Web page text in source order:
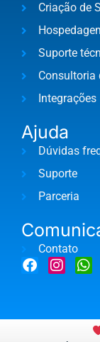
Criação de
Suporte
Consultoria
Integrações
Ajuda
Dúvidas
Suporte
Parceria
Contato
F
a
b
I
n
a
W
h
s